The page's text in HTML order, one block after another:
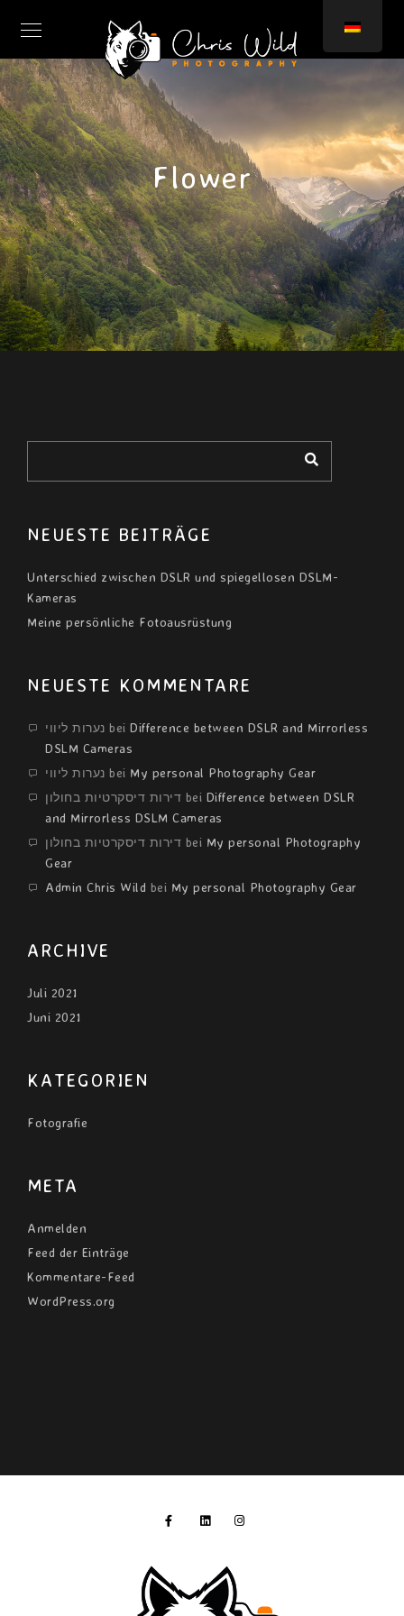
Flower
NEUESTE BEITRÄGE
Unterschied zwischen DSLR und spiegellosen DSLM-
Kameras
Meine persönliche Fotoausrüstung
NEUESTE KOMMENTARE
נערות ליווי bei Difference between DSLR and Mirrorless
DSLM Cameras
נערות ליווי bei My personal Photography Gear
דירות דיסקרטיות בחולון bei Difference between DSLR
and Mirrorless DSLM Cameras
דירות דיסקרטיות בחולון bei My personal Photography
Gear
Admin Chris Wild bei My personal Photography Gear
ARCHIVE
Juli 2021
Juni 2021
KATEGORIEN
Fotografie
META
Anmelden
Feed der Einträge
Kommentare-Feed
WordPress.org